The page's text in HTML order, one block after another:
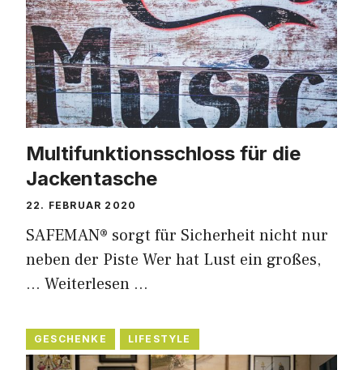
Multifunktionsschloss für die
Jackentasche
22. FEBRUAR 2020
SAFEMAN® sorgt für Sicherheit nicht nur
neben der Piste Wer hat Lust ein großes,
… Weiterlesen …
GESCHENKE LIFESTYLE